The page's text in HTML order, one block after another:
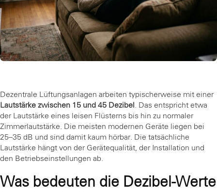
Dezentrale Lüftungsanlagen arbeiten typischerweise mit einer
Lautstärke zwischen 15 und 45 Dezibel
. Das entspricht etwa
der Lautstärke eines leisen Flüsterns bis hin zu normaler
Zimmerlautstärke. Die meisten modernen Geräte liegen bei
25–35 dB und sind damit kaum hörbar. Die tatsächliche
Lautstärke hängt von der Gerätequalität, der Installation und
den Betriebseinstellungen ab.
Was bedeuten die Dezibel-Werte